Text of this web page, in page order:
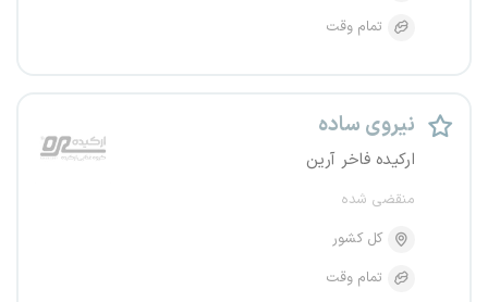
تمام وقت
نیروی ساده
ارکیده فاخر آرین
منقضی شده
کل کشور
تمام وقت